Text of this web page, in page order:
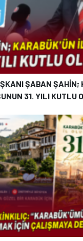
ŞABAN ŞAHİN;
31. YILI KUTLU